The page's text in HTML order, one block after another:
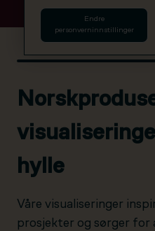
Endre
personverninnstillinger
hylle
Våre visualiseringer
prosjekter og sørger for